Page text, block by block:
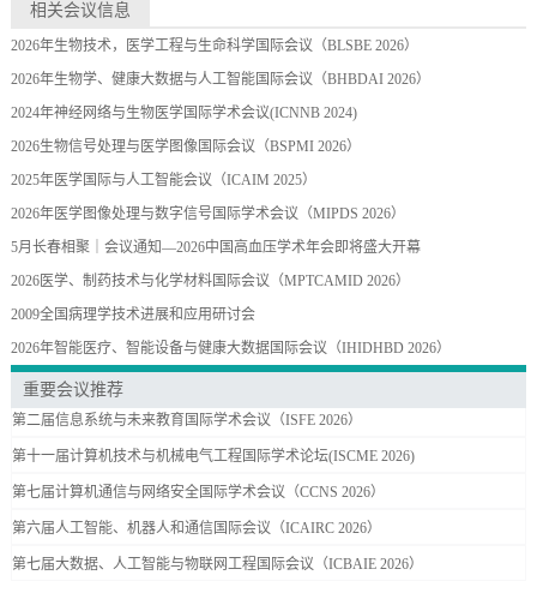
相关会议信息
2026年生物技术，医学工程与生命科学国际会议（BLSBE 2026）
2026年生物学、健康大数据与人工智能国际会议（BHBDAI 2026）
2024年神经网络与生物医学国际学术会议(ICNNB 2024)
2026生物信号处理与医学图像国际会议（BSPMI 2026）
2025年医学国际与人工智能会议（ICAIM 2025）
2026年医学图像处理与数字信号国际学术会议（MIPDS 2026）
5月长春相聚｜会议通知—2026中国高血压学术年会即将盛大开幕
2026医学、制药技术与化学材料国际会议（MPTCAMID 2026）
2009全国病理学技术进展和应用研讨会
2026年智能医疗、智能设备与健康大数据国际会议（IHIDHBD 2026）
重要会议推荐
第二届信息系统与未来教育国际学术会议（ISFE 2026）
第十一届计算机技术与机械电气工程国际学术论坛(ISCME 2026)
第七届计算机通信与网络安全国际学术会议（CCNS 2026）
第六届人工智能、机器人和通信国际会议（ICAIRC 2026）
第七届大数据、人工智能与物联网工程国际会议（ICBAIE 2026）